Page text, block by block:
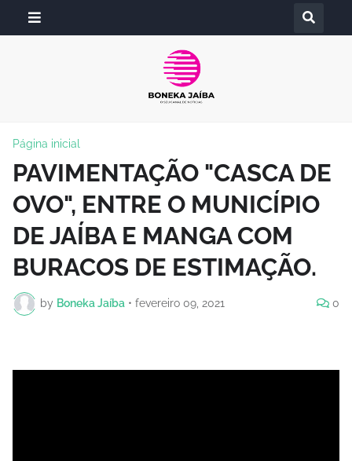
Página inicial
PAVIMENTAÇÃO "CASCA DE
OVO", ENTRE O MUNICÍPIO
DE JAÍBA E MANGA COM
BURACOS DE ESTIMAÇÃO.
by Boneka Jaíba • fevereiro 09, 2021 0